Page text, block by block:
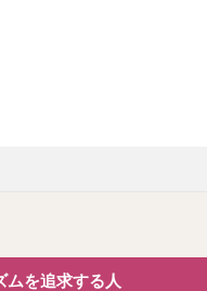
ムを追求する人